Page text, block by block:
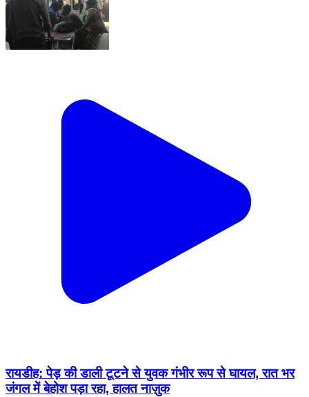
रायडीह: पेड़ की डाली टूटने से युवक गंभीर रूप से घायल, रात भर
जंगल में बेहोश पड़ा रहा, हालत नाज़ुक